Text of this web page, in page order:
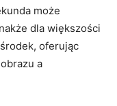
może
dla większości
oferując
a